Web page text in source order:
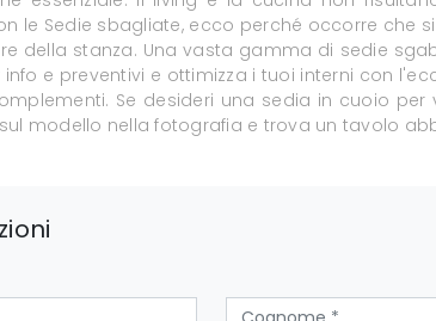
le Sedie sbagliate, ecco perché occorre che
della stanza. Una vasta gamma di sedie
e preventivi e ottimizza i tuoi interni con
Se desideri una sedia in cuoio per
modello nella fotografia e trova un tavolo